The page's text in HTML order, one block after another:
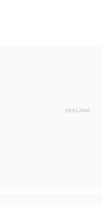
REKLAMA